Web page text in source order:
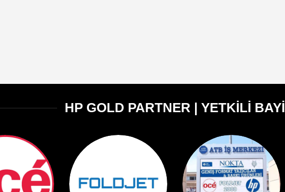
HP GOLD PARTNER | YETKİLİ BAYİ